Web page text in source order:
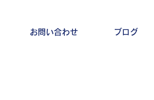
お問い合わせ ブログ